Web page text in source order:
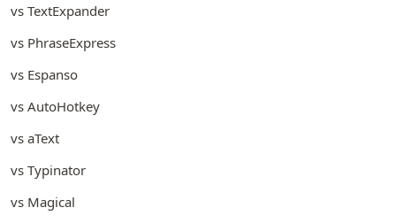
vs TextExpander
vs PhraseExpress
vs Espanso
vs AutoHotkey
vs aText
vs Typinator
vs Magical